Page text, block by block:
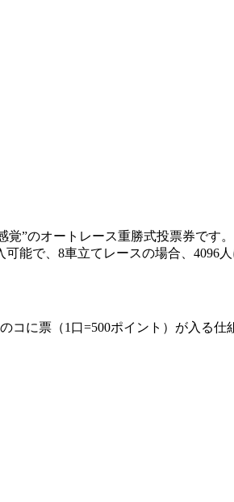
”のオートレース重勝式投票券です
能で、8車立てレースの場合、4096
に票（1口=500ポイント）が入る仕